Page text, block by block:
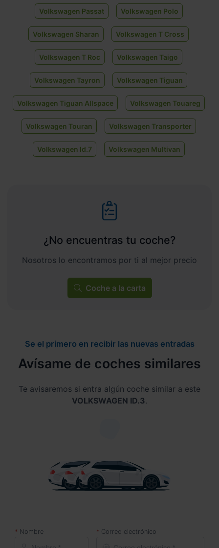
Volkswagen Passat Volkswagen Polo
Volkswagen Sharan Volkswagen T Cross
Volkswagen T Roc Volkswagen Taigo
Volkswagen Tayron Volkswagen Tiguan
Volkswagen Tiguan Allspace Volkswagen Touareg
Volkswagen Touran Volkswagen Transporter
Volkswagen Id.7 Volkswagen Multivan
¿No encuentras tu coche?
Nosotros lo encontramos por ti al mejor precio
Coche a la carta
Se el primero en recibir las nuevas entradas
Avísame de coches similares
Te avisaremos si entra algún coche similar a este
VOLKSWAGEN ID.3.
Nombre Correo electrónico